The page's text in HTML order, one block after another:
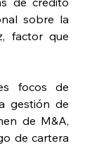
sobre la
factor que
focos de
gestión de
de M&A,
de cartera